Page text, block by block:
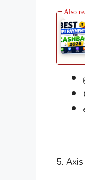
5.